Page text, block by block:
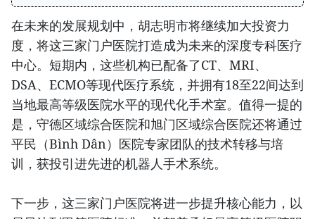
在未来的发展规划中，胡志明市将继续加大投资力
度，将这三家门户医院打造成为未来的深度专科医疗
中心。短期内，这些机构已配备了CT、MRI、
DSA、ECMO等现代医疗系统，并拥有18至22间达到
当地最高等级医院水平的现代化手术室。值得一提的
是，守德区域综合医院和旭门区域综合医院还将通过
平民（Bình Dân）医院专家团队的技术转移与培
训，获投引进先进的机器人手术系统。
下一步，这三家门户医院将进一步提升核心能力，以